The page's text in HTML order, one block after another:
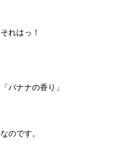
それはっ！
「バナナの香り」
なのです。